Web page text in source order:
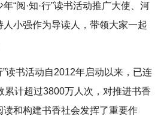
“阅·知·行”读书活动推广大使、河
小强作为导读人，带领大家一起
”读书活动自2012年启动以来，已连
累计超过3800万人次，对推进书香
和构建书香社会发挥了重要作